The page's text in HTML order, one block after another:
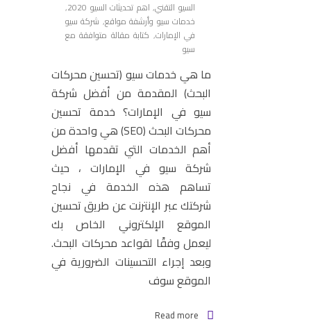
السيو التقني, اهم تحديثات السيو 2020
,
خدمات سيو وأرشفة مواقع, شركة سيو
في الإمارات, كتابة مقالة متوافقة مع
سيو
ما هي خدمات سيو (تحسين محركات
البحث) المقدمة من أفضل شركة
سيو في الإمارات؟ خدمة تحسين
محركات البحث (SEO) هي واحدة من
أهم الخدمات التي تقدمها أفضل
شركة سيو في الإمارات ، حيث
تساهم هذه الخدمة في نجاح
شركتك عبر الإنترنت عن طريق تحسين
الموقع الإلكتروني الخاص بك
ليعمل وفقًا لقواعد محركات البحث.
وبعد إجراء التحسينات الضرورية في
الموقع سوف
Read more